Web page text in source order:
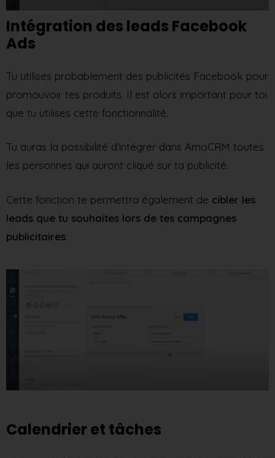
Intégration des leads Facebook
Ads
Tu utilises probablement des publicités Facebook pour
promouvoir tes produits. Il est alors important pour toi
que tu utilises cette fonctionnalité.
Tu auras la possibilité d’intégrer dans AmoCRM toutes
les personnes qui auront cliqué sur ta publicité.
Cette fonction te permettra également de cibler les
leads que tu souhaites lors de tes campagnes
publicitaires.
Calendrier et tâches